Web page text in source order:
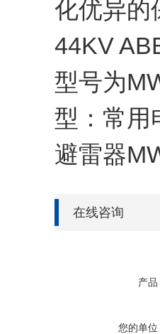
化优异的
44KV
型号为
型：常用
避雷器
在线咨询
产品
您的单位